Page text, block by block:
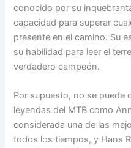
conocido por su
capacidad para superar
presente en el camino. Su
su habilidad para leer el
verdadero campeón.
Por supuesto, no se puede
leyendas del MTB como
considerada una de las
todos los tiempos, y Hans